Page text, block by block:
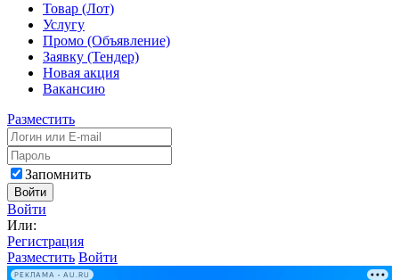
Товар (Лот)
Услугу
Промо (Объявление)
Заявку (Тендер)
Новая акция
Вакансию
Разместить
Запомнить
Войти
Войти
Или:
Регистрация
Разместить Войти
РЕКЛАМА • AU.RU